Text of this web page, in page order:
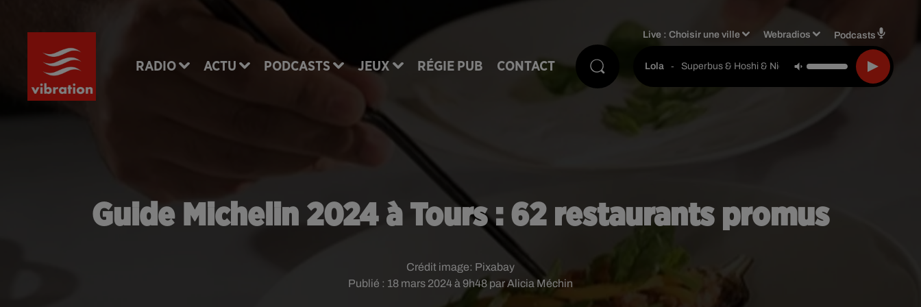
RADIO ACTU PODCASTS JEUX RÉGIE PUB CONTACT
Live :Choisir une ville Webradios Podcasts
Lola - Superbus & Hoshi & Nicola Sirkis
Guide Michelin 2024 à Tours : 62 restaurants promus
Publié : 18 mars 2024 à 9h48 par Alicia Méchin
Crédit image: Pixabay